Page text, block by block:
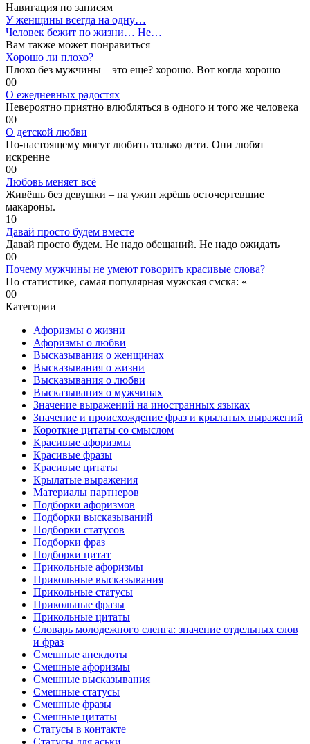
Навигация по записям
У женщины всегда на одну…
Человек бежит по жизни… Не…
Вам также может понравиться
Хорошо ли плохо?
Плохо без мужчины – это еще? хорошо. Вот когда хорошо
00
О ежедневных радостях
Невероятно приятно влюбляться в одного и того же человека
00
О детской любви
По-настоящему могут любить только дети. Они любят
искренне
00
Любовь меняет всё
Живёшь без девушки – на ужин жрёшь осточертевшие
макароны.
10
Давай просто будем вместе
Давай просто будем. Не надо обещаний. Не надо ожидать
00
Почему мужчины не умеют говорить красивые слова?
По статистике, самая популярная мужская смска: «
00
Категории
Афоризмы о жизни
Афоризмы о любви
Высказывания о женщинах
Высказывания о жизни
Высказывания о любви
Высказывания о мужчинах
Значение выражений на иностранных языках
Значение и происхождение фраз и крылатых выражений
Короткие цитаты со смыслом
Красивые афоризмы
Красивые фразы
Красивые цитаты
Крылатые выражения
Материалы партнеров
Подборки афоризмов
Подборки высказываний
Подборки статусов
Подборки фраз
Подборки цитат
Прикольные афоризмы
Прикольные высказывания
Прикольные статусы
Прикольные фразы
Прикольные цитаты
Словарь молодежного сленга: значение отдельных слов
и фраз
Смешные анекдоты
Смешные афоризмы
Смешные высказывания
Смешные статусы
Смешные фразы
Смешные цитаты
Статусы в контакте
Статусы для аськи